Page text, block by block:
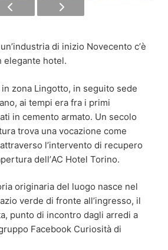
di inizio Novecento cʼè
elegante hotel.
zona Lingotto, in seguito sede
ai tempi era fra i primi
in cemento armato. Un secolo
trova una vocazione come
lʼintervento di recupero
dellʼAC Hotel Torino.
originaria del luogo nasce nel
verde di fronte allʼingresso, il
punto di incontro dagli arredi a
Facebook Curiosità di